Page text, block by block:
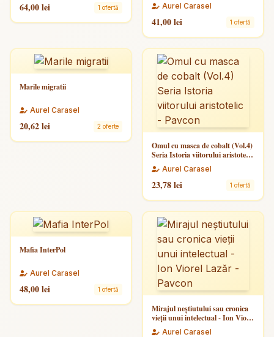
64,00 lei 1 ofertă Aurel Carasel
41,00 lei 1 ofertă
Marile migratii
Aurel Carasel
20,62 lei 2 oferte
Omul cu masca de cobalt (Vol.4)
Seria Istoria viitorului aristotelic
- PavconAurel Carasel
23,78 lei 1 ofertă
Mafia InterPol
Aurel Carasel
48,00 lei 1 ofertă
Mirajul neștiutului sau cronica
vieții unui intelectual - Ion Viorel
Lazăr - Pavcon
Aurel Carasel